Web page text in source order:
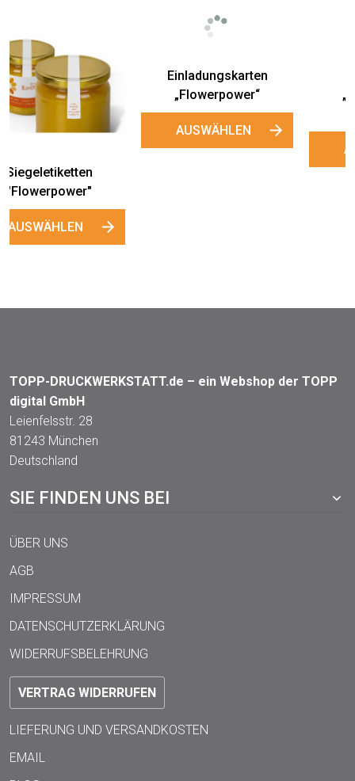
Einladungskarten
„Flowerpower“
AUSWÄHLEN
Werbeschild
„Flowerpower“
(editierbar)
AUSWÄHLEN
TOPP-DRUCKWERKSTATT.de – ein Webshop der TOPP
digital GmbH
Leienfelsstr. 28
81243 München
Deutschland
SIE FINDEN UNS BEI
ÜBER UNS
AGB
IMPRESSUM
DATENSCHUTZERKLÄRUNG
WIDERRUFSBELEHRUNG
VERTRAG WIDERRUFEN
LIEFERUNG UND VERSANDKOSTEN
EMAIL